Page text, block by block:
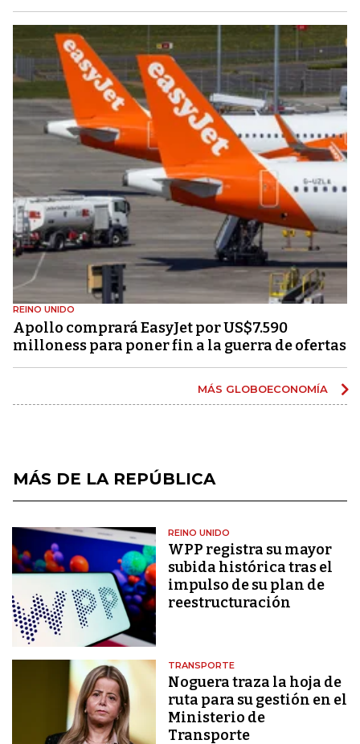
REINO UNIDO
Apollo comprará EasyJet por US$7.590
milloness para poner fin a la guerra de ofertas
MÁS GLOBOECONOMÍA
MÁS DE LA REPÚBLICA
REINO UNIDO
WPP registra su mayor
subida histórica tras el
impulso de su plan de
reestructuración
TRANSPORTE
Noguera traza la hoja de
ruta para su gestión en el
Ministerio de
Transporte